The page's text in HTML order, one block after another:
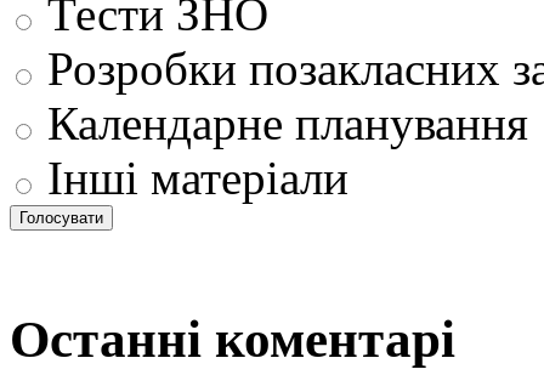
Тести ЗНО
Розробки позакласних
Календарне планування
Інші матеріали
Останні коментарі